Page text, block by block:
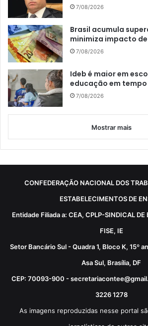
7/08/2026
Brasil acumula
minimiza impacto
7/08/2026
Ideb é maior em
educação em
7/08/2026
Mostrar mais
CONFEDERAÇÃO NACIONAL DOS
ESTABELECIMENTOS DE
Entidade Filiada a: CEA, CPLP-SINDICAL DE
FISE, IE
Setor Bancário Sul - Quadra 1, Bloco K, 15º
Asa Sul, Brasília, DF
CEP: 70093-900 -
3226 1278
As imagens reproduzidas nesse portal